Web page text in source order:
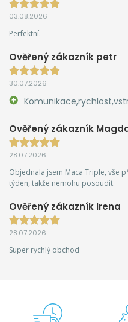
03.08.2026
Perfektní.
Ověřený zákazník petr
30.07.2026
Ověřený zákazník
28.07.2026
Objednala jsem Maca Triple, vše
týden, takže nemohu posoudit.
Ověřený zákazník Irena
28.07.2026
Super rychlý obchod